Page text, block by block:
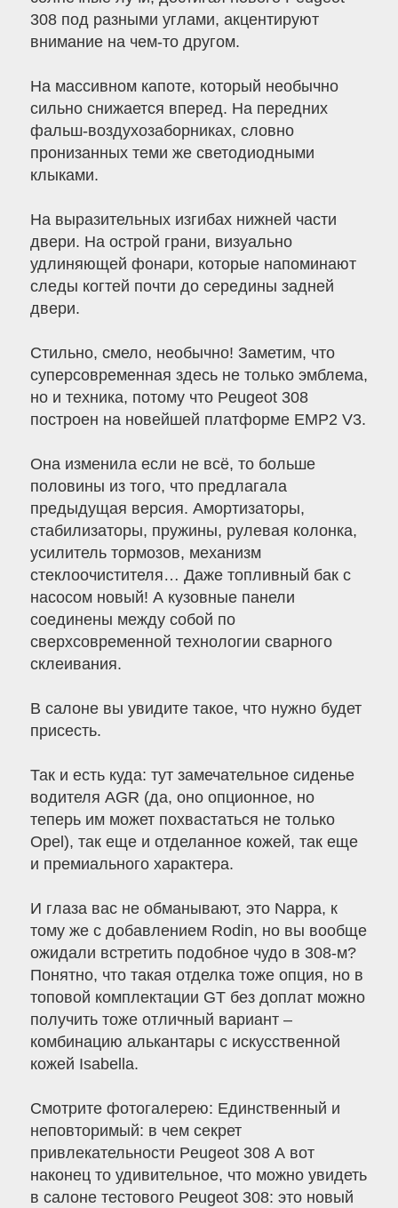
308 под разными углами, акцентируют
внимание на чем-то другом.
На массивном капоте, который необычно
сильно снижается вперед. На передних
фальш-воздухозаборниках, словно
пронизанных теми же светодиодными
клыками.
На выразительных изгибах нижней части
двери. На острой грани, визуально
удлиняющей фонари, которые напоминают
следы когтей почти до середины задней
двери.
Стильно, смело, необычно! Заметим, что
суперсовременная здесь не только эмблема,
но и техника, потому что Peugeot 308
построен на новейшей платформе EMP2 V3.
Она изменила если не всё, то больше
половины из того, что предлагала
предыдущая версия. Амортизаторы,
стабилизаторы, пружины, рулевая колонка,
усилитель тормозов, механизм
стеклоочистителя… Даже топливный бак с
насосом новый! А кузовные панели
соединены между собой по
сверхсовременной технологии сварного
склеивания.
В салоне вы увидите такое, что нужно будет
присесть.
Так и есть куда: тут замечательное сиденье
водителя AGR (да, оно опционное, но
теперь им может похвастаться не только
Opel), так еще и отделанное кожей, так еще
и премиального характера.
И глаза вас не обманывают, это Nappa, к
тому же с добавлением Rodin, но вы вообще
ожидали встретить подобное чудо в 308-м?
Понятно, что такая отделка тоже опция, но в
топовой комплектации GT без доплат можно
получить тоже отличный вариант –
комбинацию алькантары с искусственной
кожей Isabella.
Cмотрите фотогалерею: Единственный и
неповторимый: в чем секрет
привлекательности Peugeot 308 А вот
наконец то удивительное, что можно увидеть
в салоне тестового Peugeot 308: это новый